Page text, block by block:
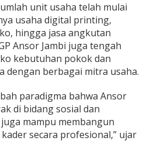
unit usaha telah mulai
usaha digital printing,
hingga jasa angkutan
Ansor Jambi juga tengah
kebutuhan pokok dan
dengan berbagai mitra usaha.
paradigma bahwa Ansor
di bidang sosial dan
mampu membangun
secara profesional,” ujar